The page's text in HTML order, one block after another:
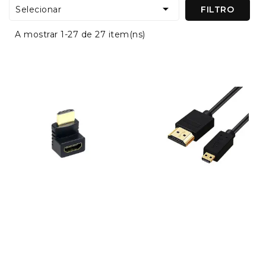
Selecionar  FILTRO
A mostrar 1-27 de 27 item(ns)